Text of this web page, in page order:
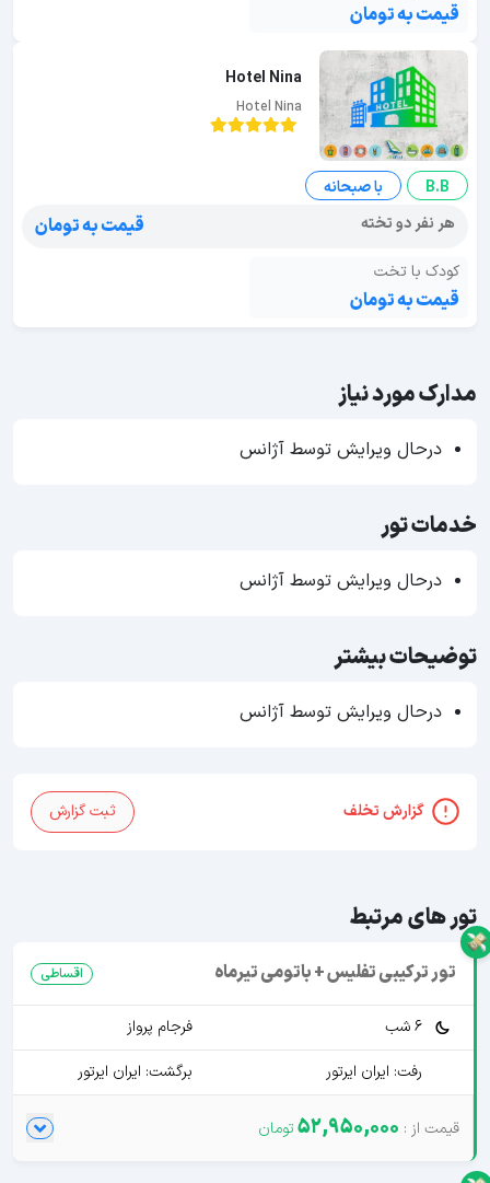
قیمت به تومان
Hotel Nina
Hotel Nina
B.B
با صبحانه
هر نفر دو تخته
قیمت به تومان
کودک با تخت
قیمت به تومان
مدارک مورد نیاز
درحال ویرایش توسط آژانس
خدمات تور
درحال ویرایش توسط آژانس
توضیحات بیشتر
درحال ویرایش توسط آژانس
گزارش تخلف ثبت گزارش
تور های مرتبط
تور ترکیبی تفلیس + باتومی تیرماه اقساطی
6 شب
فرجام پرواز
رفت: ایران ایرتور
برگشت: ایران ایرتور
52,950,000